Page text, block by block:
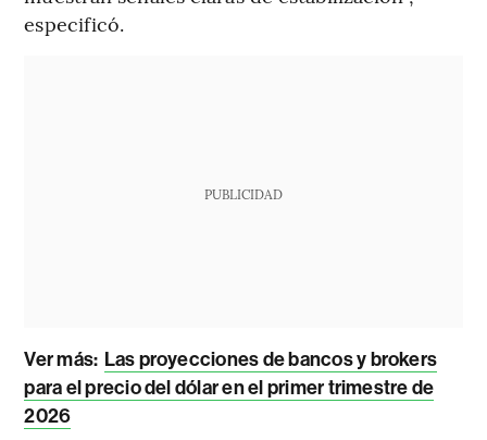
especificó.
PUBLICIDAD
Ver más: Las proyecciones de bancos y brokers
para el precio del dólar en el primer trimestre de
2026